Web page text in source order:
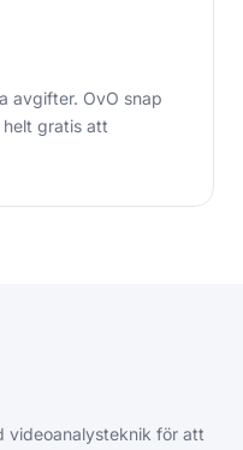
avgifter. OvO snap
gratis att
videoanalysteknik för att